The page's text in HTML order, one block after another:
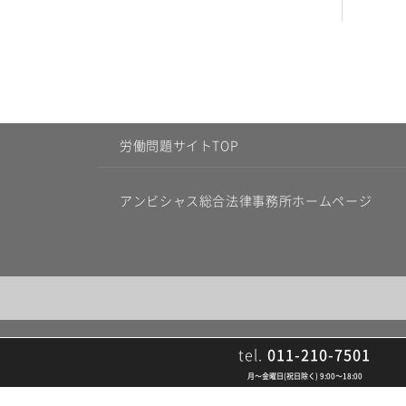
tel.011-210-7501
月〜金曜日(祝日除く) 9:00〜18:00
労働問題サイトTOP
アンビシャス総合法律事務所ホームページ